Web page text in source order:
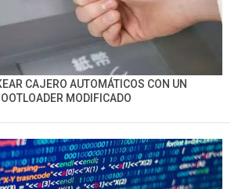
CAJERO AUTOMÁTICOS CON UN
MODIFICADO